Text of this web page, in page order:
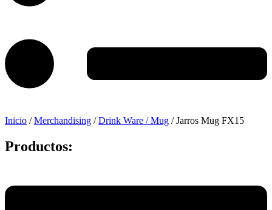
Inicio /Merchandising /Drink Ware / Mug / Jarros Mug FX15
Productos: